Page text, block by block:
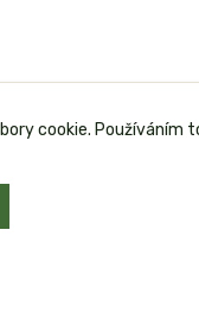
cookie. Používáním